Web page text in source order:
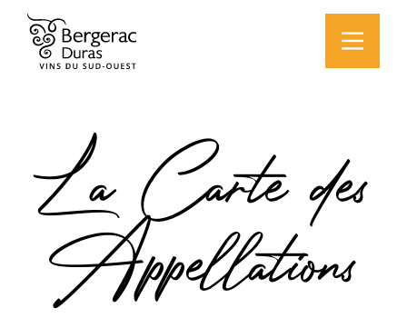
La Carte des
Appellations